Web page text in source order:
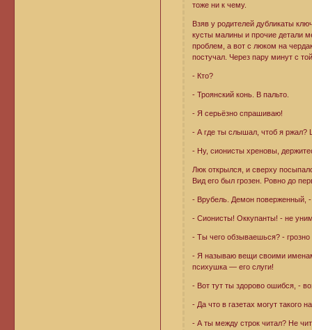
тоже ни к чему.
Взяв у родителей дубликаты
кусты малины и прочие детали
проблем, а вот с люком на
постучал. Через пару минут с
- Кто?
- Троянский конь. В пальто.
- Я серьёзно спрашиваю!
- А где ты слышал, чтоб я
- Ну, сионисты хреновы,
Люк открылся, и сверху
Вид его был грозен. Ровно до
- Врубель. Демон поверженный,
- Сионисты! Оккупанты! - не
- Ты чего обзываешься? - грозно
- Я называю вещи своими
психушка — его слуги!
- Вот тут ты здорово ошибся, -
- Да что в газетах могут такого
- А ты между строк читал? Не